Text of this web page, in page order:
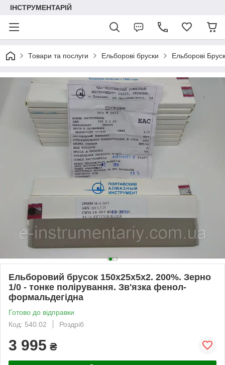
ІНСТРУМЕНТАРІЙ
Товари та послуги Ельборові бруски Ельборові
Ельборовий брусок 150х25х5х2. 200%. Зерно
1/0 - тонке полірування. Зв'язка фенол-
формальдегідна
Готово до відправки
Код: 540.02
Роздріб
3 995 ₴